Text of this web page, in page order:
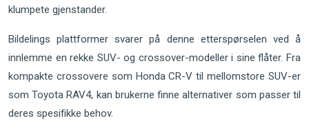
klumpete gjenstander.
Bildelings plattformer svarer på denne etterspørselen ved å
innlemme en rekke SUV- og crossover-modeller i sine flåter. Fra
kompakte crossovere som Honda CR-V til mellomstore SUV-er
som Toyota RAV4, kan brukerne finne alternativer som passer til
deres spesifikke behov.